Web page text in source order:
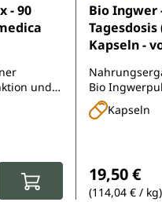
von 5 von 5
- 90
und
Bio Ingwer
Tagesdosis
Kapseln -
Bio
Kapseln
19,50 €
(114,04 € / kg)